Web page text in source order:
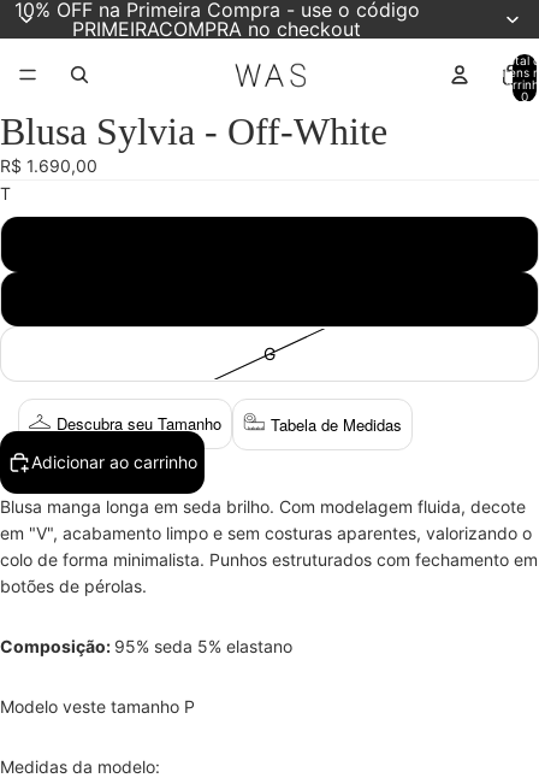
10% OFF na Primeira Compra - use o código
PRIMEIRACOMPRA no checkout
Total
itens
0
Abrir
imagem
em
tela
cheia
Abrir
imagem
em
tela
cheia
Abrir
imagem
em
tela
cheia
Abrir
imagem
em
tela
cheia
Blusa Sylvia - Off-White
R$ 1.690,00
T
G
Descubra seu Tamanho Tabela de Medidas
Adicionar ao carrinho
Blusa manga longa em seda brilho. Com modelagem fluida, decote
em "V", acabamento limpo e sem costuras aparentes, valorizando o
colo de forma minimalista. Punhos estruturados com fechamento em
botões de pérolas.
Composição: 95% seda 5% elastano
Modelo veste tamanho P
Medidas da modelo: